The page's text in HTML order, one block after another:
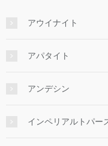
アウイナイト
アパタイト
アンデシン
インペリアルトパー